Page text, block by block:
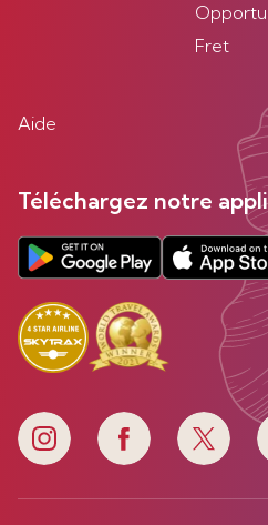
Fret
Aide
Téléchargez notre